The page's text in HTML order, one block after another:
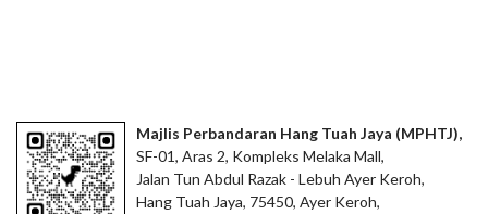
Majlis Perbandaran Hang Tuah Jaya (MPHTJ),
SF-01, Aras 2, Kompleks Melaka Mall,
Jalan Tun Abdul Razak - Lebuh Ayer Keroh,
Hang Tuah Jaya, 75450, Ayer Keroh,